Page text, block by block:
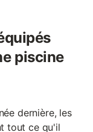
piscine
dernière, les
tout ce qu'il